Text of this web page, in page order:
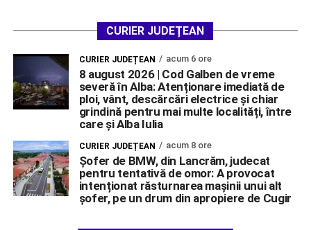
CURIER JUDEȚEAN
CURIER JUDEȚEAN acum 6 ore
8 august 2026 | Cod Galben de vreme
severă în Alba: Atenționare imediată de
ploi, vânt, descărcări electrice și chiar
grindină pentru mai multe localități, între
care și Alba Iulia
CURIER JUDEȚEAN acum 8 ore
Șofer de BMW, din Lancrăm, judecat
pentru tentativă de omor: A provocat
intenționat răsturnarea mașinii unui alt
șofer, pe un drum din apropiere de Cugir